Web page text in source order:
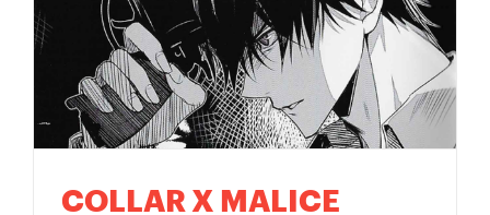
COLLAR X MALICE